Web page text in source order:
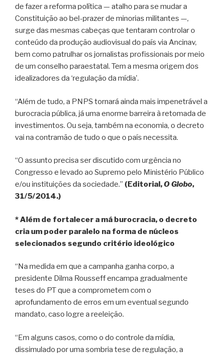
de fazer a reforma política — atalho para se mudar a
Constituição ao bel-prazer de minorias militantes —,
surge das mesmas cabeças que tentaram controlar o
conteúdo da produção audiovisual do país via Ancinav,
bem como patrulhar os jornalistas profissionais por meio
de um conselho paraestatal. Tem a mesma origem dos
idealizadores da ‘regulação da mídia’.
“Além de tudo, a PNPS tornará ainda mais impenetrável a
burocracia pública, já uma enorme barreira à retomada de
investimentos. Ou seja, também na economia, o decreto
vai na contramão de tudo o que o país necessita.
“O assunto precisa ser discutido com urgência no
Congresso e levado ao Supremo pelo Ministério Público
e/ou instituições da sociedade.” (Editorial,O Globo,
31/5/2014.)
* Além de fortalecer a má burocracia, o decreto
cria um poder paralelo na forma de núcleos
selecionados segundo critério ideológico
“Na medida em que a campanha ganha corpo, a
presidente Dilma Rousseff encampa gradualmente
teses do PT que a comprometem com o
aprofundamento de erros em um eventual segundo
mandato, caso logre a reeleição.
“Em alguns casos, como o do controle da mídia,
dissimulado por uma sombria tese de regulação, a